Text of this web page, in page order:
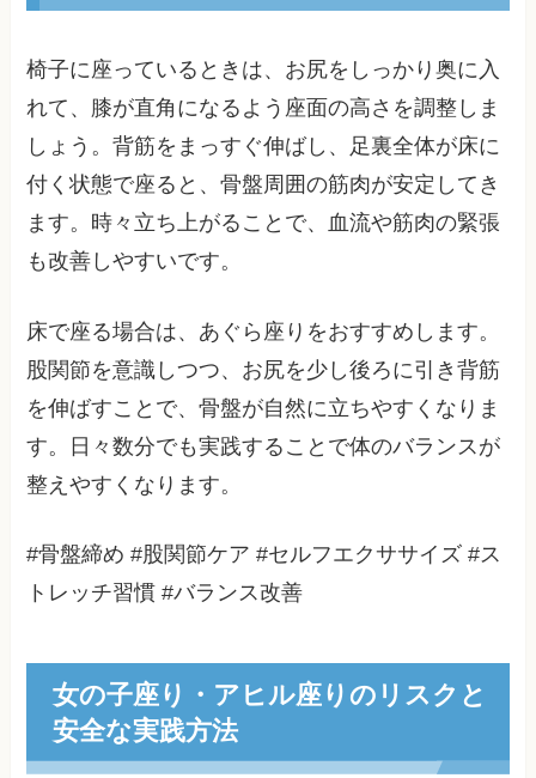
椅子に座っているときは、お尻をしっかり奥に入
れて、膝が直角になるよう座面の高さを調整しま
しょう。背筋をまっすぐ伸ばし、足裏全体が床に
付く状態で座ると、骨盤周囲の筋肉が安定してき
ます。時々立ち上がることで、血流や筋肉の緊張
も改善しやすいです。
床で座る場合は、あぐら座りをおすすめします。
股関節を意識しつつ、お尻を少し後ろに引き背筋
を伸ばすことで、骨盤が自然に立ちやすくなりま
す。日々数分でも実践することで体のバランスが
整えやすくなります。
#骨盤締め #股関節ケア #セルフエクササイズ #ス
トレッチ習慣 #バランス改善
女の子座り・アヒル座りのリスクと
安全な実践方法